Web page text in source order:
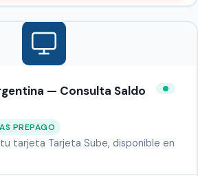
— Consulta Saldo
PREPAGO
tarjeta Tarjeta Sube, disponible en